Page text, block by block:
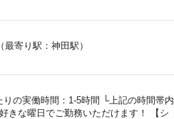
寄り駅：神田駅）
の実働時間：1-5時間 └上記の時間帯内
きな曜日でご勤務いただけます！ 【シ